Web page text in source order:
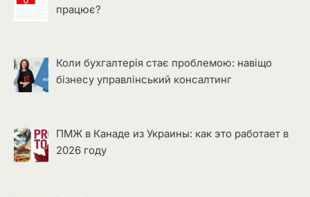
працює?
Коли бухгалтерія стає проблемою: навіщо
бізнесу управлінський консалтинг
ПМЖ в Канаде из Украины: как это работает в
2026 году